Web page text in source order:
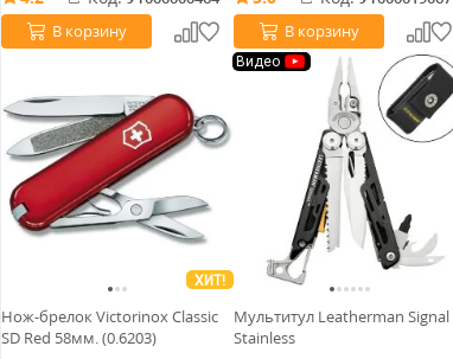
В корзину
В корзину
ХИТ!
Нож-брелок Victorinox Classic
SD Red 58мм. (0.6203)
Видео
Мультитул Leatherman Signal
Stainless